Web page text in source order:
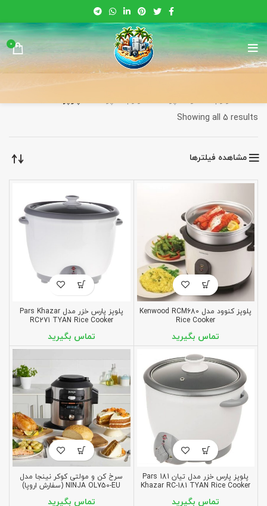
0
Showing all 5 results
مشاهده فیلترها
پلوپز کنوود مدل Kenwood RCM680
Rice Cooker
پلوپز پارس خزر مدل Pars Khazar
RC271 TYAN Rice Cooker
پلوپز پارس خزر مدل تیان 181 Pars
Khazar RC-181 TYAN Rice Cooker
سرخ کن و مولتی کوکر نینجا مدل
NINJA OL750-EU (سفارش اروپا)